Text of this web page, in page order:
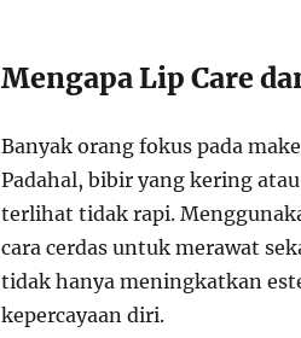
Mengapa Lip Care
Banyak orang fokus pada
Padahal, bibir yang kering
terlihat tidak rapi.
cara cerdas untuk merawat
tidak hanya meningkatkan
kepercayaan diri.